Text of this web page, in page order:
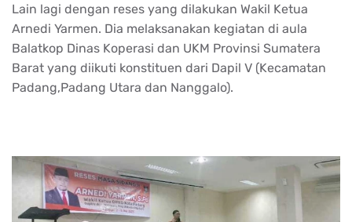
Lain lagi dengan reses yang dilakukan Wakil Ketua
Arnedi Yarmen. Dia melaksanakan kegiatan di aula
Balatkop Dinas Koperasi dan UKM Provinsi Sumatera
Barat yang diikuti konstituen dari Dapil V (Kecamatan
Padang,Padang Utara dan Nanggalo).